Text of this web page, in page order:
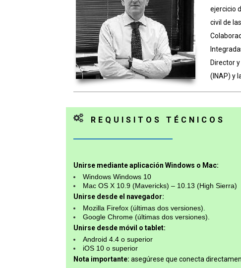
ejercicio
civil de
Director
(INAP) y
REQUISITOS TÉCNICOS
Unirse mediante aplicación Windows o Mac:
Windows Windows 10
Mac OS X 10.9 (Mavericks) – 10.13 (High Sierra)
Unirse desde el navegador:
Mozilla Firefox (últimas dos versiones).
Google Chrome (últimas dos versiones).
Unirse desde móvil o tablet:
Android 4.4 o superior
iOS 10 o superior
Nota importante: asegúrese que conecta